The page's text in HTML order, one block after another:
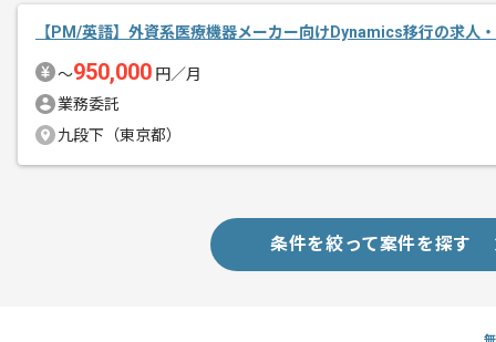
【PM/英語】外資系医療機器メーカー向けDynamics移行の求人
〜950,000 円／月
業務委託
九段下（東京都）
条件を絞って案件を探す